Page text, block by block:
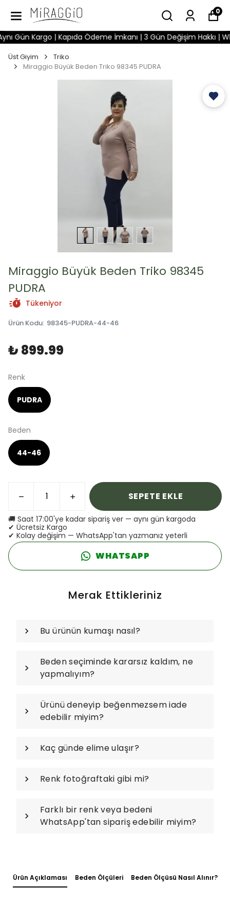
0
Gün Kargo | Kapıda Ödeme İmkanı | 3 Gün Değişim Hakkı |
Üst Giyim
Triko
Miraggio Büyük Beden Triko 98345 PUDRA
Miraggio Büyük Beden Triko 98345
PUDRA
Tükeniyor
Ürün Kodu: 98345-PUDRA-44-46
₺ 899.99
Renk
PUDRA
Beden
44-46
SEPETE EKLE
🚚 Saat 17:00'ye kadar sipariş ver — aynı gün kargoda
✔ Ücretsiz Kargo
✔ Kolay değişim — WhatsApp'tan yazmanız yeterli
WHATSAPP
Merak Ettikleriniz
Bu ürünün kumaşı nasıl?
Beden seçiminde kararsız kaldım, ne
yapmalıyım?
Ürünü deneyip beğenmezsem iade
edebilir miyim?
Kaç günde elime ulaşır?
Renk fotoğraftaki gibi mi?
Farklı bir renk veya bedeni
WhatsApp'tan sipariş edebilir miyim?
Ürün Açıklaması Beden Ölçüleri Beden Ölçüsü Nasıl Alınır?